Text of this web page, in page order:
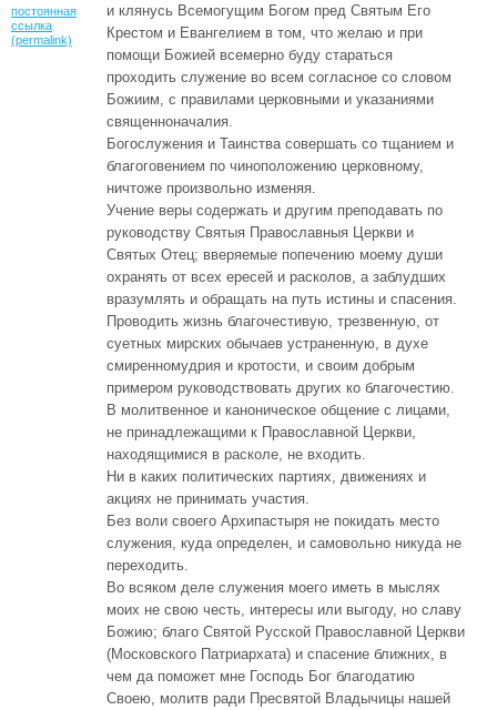
постоянная
ссылка
(permalink)
и клянусь Всемогущим Богом пред Святым Его
Крестом и Евангелием в том, что желаю и при
помощи Божией всемерно буду стараться
проходить служение во всем согласное со словом
Божиим, с правилами церковными и указаниями
священноначалия.
Богослужения и Таинства совершать со тщанием и
благоговением по чиноположению церковному,
ничтоже произвольно изменяя.
Учение веры содержать и другим преподавать по
руководству Святыя Православныя Церкви и
Святых Отец; вверяемые попечению моему души
охранять от всех ересей и расколов, а заблудших
вразумлять и обращать на путь истины и спасения.
Проводить жизнь благочестивую, трезвенную, от
суетных мирских обычаев устраненную, в духе
смиренномудрия и кротости, и своим добрым
примером руководствовать других ко благочестию.
В молитвенное и каноническое общение с лицами,
не принадлежащими к Православной Церкви,
находящимися в расколе, не входить.
Ни в каких политических партиях, движениях и
акциях не принимать участия.
Без воли своего Архипастыря не покидать место
служения, куда определен, и самовольно никуда не
переходить.
Во всяком деле служения моего иметь в мыслях
моих не свою честь, интересы или выгоду, но славу
Божию; благо Святой Русской Православной Церкви
(Московского Патриархата) и спасение ближних, в
чем да поможет мне Господь Бог благодатию
Своею, молитв ради Пресвятой Владычицы нашей